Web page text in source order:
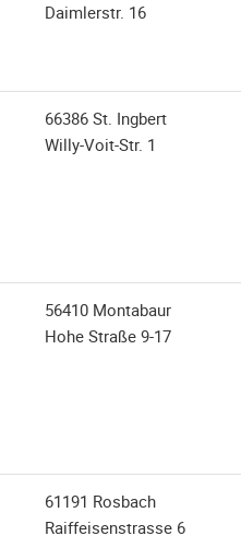
Daimlerstr. 16
66386 St. Ingbert
Willy-Voit-Str. 1
56410 Montabaur
Hohe Straße 9-17
61191 Rosbach
Raiffeisenstrasse 6